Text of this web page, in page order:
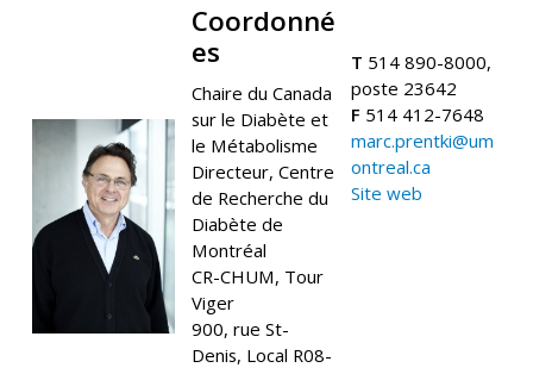
Coordonné
es
Chaire du Canada
sur le Diabète et
le Métabolisme
Directeur, Centre
de Recherche du
Diabète de
Montréal
CR-CHUM, Tour
Viger
900, rue St-
Denis, Local R08-
T 514 890-8000,
poste 23642
F 514 412-7648
marc.prentki@um
ontreal.ca
Site web